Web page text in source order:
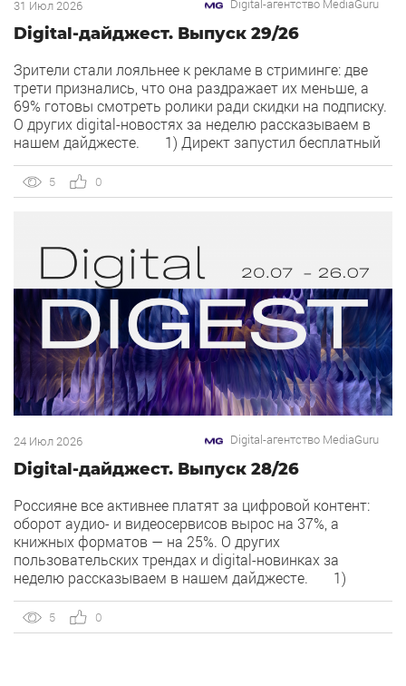
31 Июл 2026 Digital-агентство MediaGuru
Digital-дайджест. Выпуск 29/26
Зрители стали лояльнее к рекламе в стриминге: две
трети признались, что она раздражает их меньше, а
69% готовы смотреть ролики ради скидки на подписку.
О других digital-новостях за неделю рассказываем в
нашем дайджесте. 1) Директ запустил бесплатный
встроенный динамический коллтрекинг — без доплат и
интеграций со сторонними сервисами. […]
5 0
24 Июл 2026 Digital-агентство MediaGuru
Digital-дайджест. Выпуск 28/26
Россияне все активнее платят за цифровой контент:
оборот аудио- и видеосервисов вырос на 37%, а
книжных форматов — на 25%. О других
пользовательских трендах и digital-новинках за
неделю рассказываем в нашем дайджесте. 1)
Яндекса. Рекламная сеть Яндекса запускает формат
Overlay, который показывает рекламу поверх контента,
5 0